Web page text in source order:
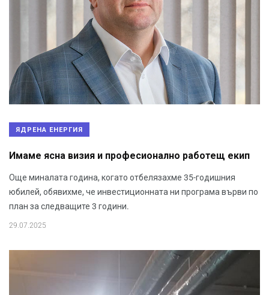
ЯДРЕНА ЕНЕРГИЯ
Имаме ясна визия и професионално работещ екип
Още миналата година, когато отбелязахме 35-годишния
юбилей, обявихме, че инвестиционната ни програма върви по
план за следващите 3 години.
29.07.2025